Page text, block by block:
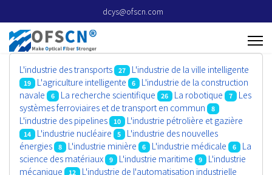
dcys@ofscn.com
L'industrie des transports 27 L'industrie de la ville intelligente
19 L'agriculture intelligente 6
L'industrie de la construction
navale
6 La recherche scientifique 26 La robotique 7
Les
systèmes ferroviaires et de transport en commun
8
L'industrie des pipelines 10 L'industrie pétrolière et gazière
14 L'industrie nucléaire 5
L'industrie des nouvelles
énergies
8 L'industrie minière 6 L'industrie médicale 6
La
science des matériaux
9 L'industrie maritime 9
L'industrie
mécanique
12 L'industrie de l'automatisation industrielle